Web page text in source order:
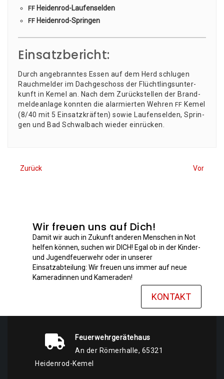
FF Hei­den­rod-Lau­fen­sel­den
FF Hei­den­rod-Sprin­gen
Einsatzbericht:
Durch ange­brann­tes Essen auf dem Herd schlu­gen
Rauch­mel­der im Dach­ge­schoss der Flücht­lings­un­ter­
kunft in Kemel an. Nach dem Zurück­stel­len der Brand­
mel­de­an­la­ge konn­ten die alar­mier­ten Weh­ren FF Kemel
(8/40 mit 5 Ein­satz­kräf­ten) sowie Lau­fen­sel­den, Sprin­
gen und Bad Schwal­bach wie­der einrücken.
Zurück Vor
Wir freuen uns auf Dich!
Damit wir auch in Zukunft anderen Menschen in Not
helfen können, suchen wir DICH! Egal ob in der Kinder-
und Jugendfeuerwehr oder in unserer
Einsatzabteilung: Wir freuen uns immer auf neue
Kameradinnen und Kameraden!
KONTAKT
Feuerwehrgerätehaus
An der Römerhalle, 65321
Heidenrod-Kemel